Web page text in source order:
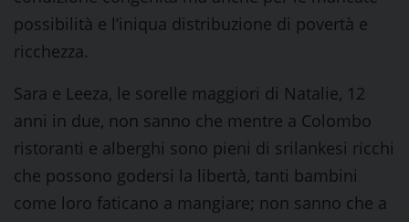
possibilità e l’iniqua distribuzione di povertà e
ricchezza.
Sara e Leeza, le sorelle maggiori di Natalie, 12
anni in due, non sanno che mentre a Colombo
ristoranti e alberghi sono pieni di srilankesi ricchi
che possono godersi la libertà, tanti bambini
come loro faticano a mangiare; non sanno che a